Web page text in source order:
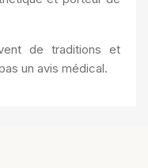
de traditions et
un avis médical.